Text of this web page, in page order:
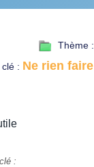
Thème
: Ne rien
: